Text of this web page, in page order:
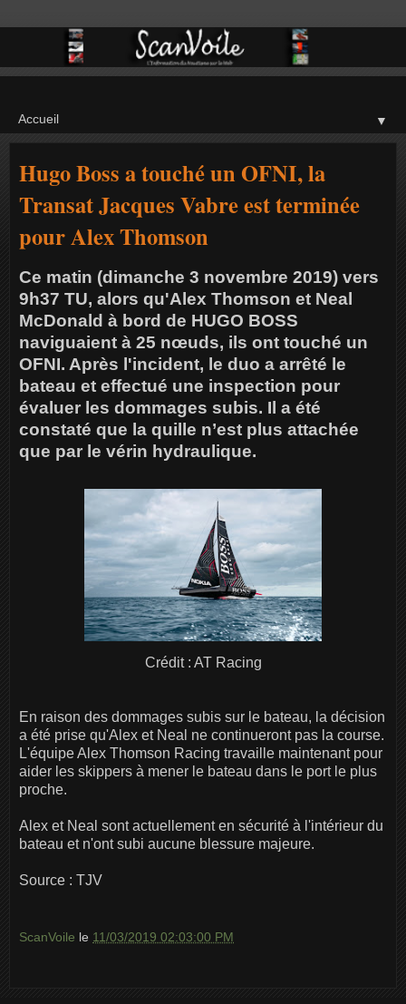
▼
Hugo Boss a touché un OFNI, la
Transat Jacques Vabre est terminée
pour Alex Thomson
Ce matin (dimanche 3 novembre 2019) vers
9h37 TU, alors qu'Alex Thomson et Neal
McDonald à bord de HUGO BOSS
naviguaient à 25 nœuds, ils ont touché un
OFNI. Après l'incident, le duo a arrêté le
bateau et effectué une inspection pour
évaluer les dommages subis. Il a été
constaté que la quille n’est plus attachée
que par le vérin hydraulique.
Crédit : AT Racing
En raison des dommages subis sur le bateau, la décision
a été prise qu'Alex et Neal ne continueront pas la course.
L'équipe Alex Thomson Racing travaille maintenant pour
aider les skippers à mener le bateau dans le port le plus
proche.
Alex et Neal sont actuellement en sécurité à l'intérieur du
bateau et n'ont subi aucune blessure majeure.
Source : TJV
ScanVoile le 11/03/2019 02:03:00 PM